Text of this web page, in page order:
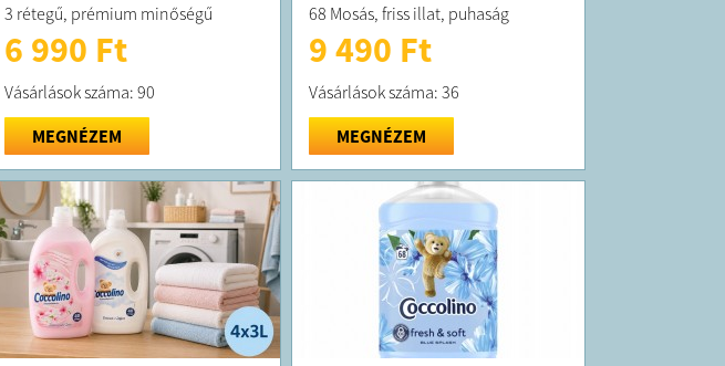
3 rétegű, prémium minőségű
6 990 Ft
Vásárlások száma: 90
MEGNÉZEM
68 Mosás, friss illat, puhaság
9 490 Ft
Vásárlások száma: 36
MEGNÉZEM